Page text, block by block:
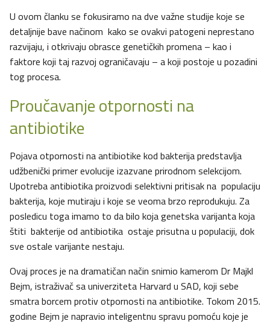
U ovom članku se fokusiramo na dve važne studije koje se
detaljnije bave načinom kako se ovakvi patogeni neprestano
razvijaju, i otkrivaju obrasce genetičkih promena – kao i
faktore koji taj razvoj ograničavaju – a koji postoje u pozadini
tog procesa.
Proučavanje otpornosti na
antibiotike
Pojava otpornosti na antibiotike kod bakterija predstavlja
udžbenički primer evolucije izazvane prirodnom selekcijom.
Upotreba antibiotika proizvodi selektivni pritisak na populaciju
bakterija, koje mutiraju i koje se veoma brzo reprodukuju. Za
posledicu toga imamo to da bilo koja genetska varijanta koja
štiti bakterije od antibiotika ostaje prisutna u populaciji, dok
sve ostale varijante nestaju.
Ovaj proces je na dramatičan način snimio kamerom Dr Majkl
Bejm, istraživač sa univerziteta Harvard u SAD, koji sebe
smatra borcem protiv otpornosti na antibiotike. Tokom 2015.
godine Bejm je napravio inteligentnu spravu pomoću koje je